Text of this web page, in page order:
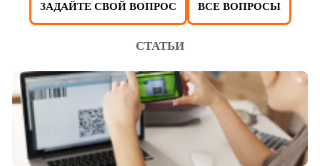
ЗАДАЙТЕ СВОЙ ВОПРОС ВСЕ ВОПРОСЫ
СТАТЬИ